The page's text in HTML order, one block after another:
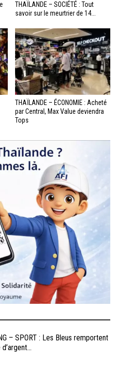
THAÏLANDE – SOCIÉTÉ : Tout
savoir sur le meurtrier de 14...
THAÏLANDE – ÉCONOMIE : Acheté
par Central, Max Value deviendra
Tops
– SPORT : Les Bleus remportent